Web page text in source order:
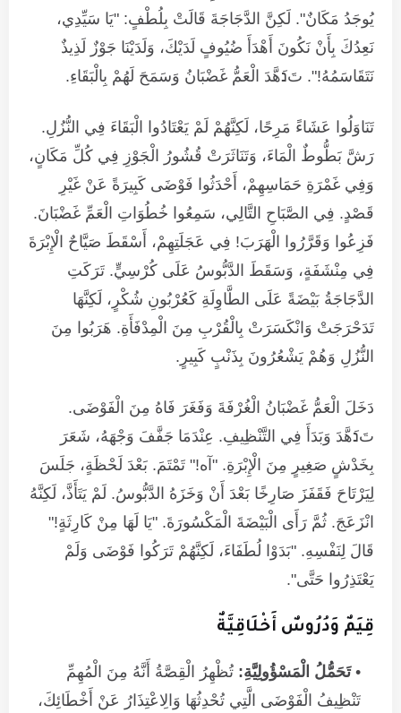
يُوجَدُ مَكَانٌ". لَكِنَّ الدَّجَاجَةَ قَالَتْ بِلُطْفٍ: "يَا سَيِّدِي،
نَعِدُكَ بِأَنْ نَكُونَ أَهْدَأَ ضُيُوفٍ لَدَيْكَ، وَلَدَيْنَا جَوْزٌ لَذِيذٌ
نَتَقَاسَمُهُ!". تَנَهَّدَ الْعَمُّ غَضْبَانُ وَسَمَحَ لَهُمْ بِالْبَقَاءِ.
تَنَاوَلُوا عَشَاءً مَرِحًا، لَكِنَّهُمْ لَمْ يَعْتَادُوا الْبَقَاءَ فِي النُّزُلِ.
رَشَّ بَطُّوطٌ الْمَاءَ، وَتَنَاثَرَتْ قُشُورُ الْجَوْزِ فِي كُلِّ مَكَانٍ،
وَفِي غَمْرَةِ حَمَاسِهِمْ، أَحْدَثُوا فَوْضَى كَبِيرَةً عَنْ غَيْرِ
قَصْدٍ. فِي الصَّبَاحِ التَّالِي، سَمِعُوا خُطُوَاتِ الْعَمِّ غَضْبَانَ.
فَزِعُوا وَقَرَّرُوا الْهَرَبَ! فِي عَجَلَتِهِمْ، أَسْقَطَ صَيَّاحٌ الْإِبْرَةَ
فِي مِنْشَفَةٍ، وَسَقَطَ الدَّبُّوسُ عَلَى كُرْسِيٍّ. تَرَكَتِ
الدَّجَاجَةُ بَيْضَةً عَلَى الطَّاوِلَةِ كَعُرْبُونِ شُكْرٍ، لَكِنَّهَا
تَدَحْرَجَتْ وَانْكَسَرَتْ بِالْقُرْبِ مِنَ الْمِدْفَأَةِ. هَرَبُوا مِنَ
النُّزُلِ وَهُمْ يَشْعُرُونَ بِذَنْبٍ كَبِيرٍ.
دَخَلَ الْعَمُّ غَضْبَانُ الْغُرْفَةَ وَفَغَرَ فَاهُ مِنَ الْفَوْضَى.
تَנَهَّدَ وَبَدَأَ فِي التَّنْظِيفِ. عِنْدَمَا جَفَّفَ وَجْهَهُ، شَعَرَ
بِخَدْشٍ صَغِيرٍ مِنَ الْإِبْرَةِ. "آه!" تَمْتَمَ. بَعْدَ لَحْظَةٍ، جَلَسَ
لِيَرْتَاحَ فَقَفَزَ صَارِخًا بَعْدَ أَنْ وَخَزَهُ الدَّبُّوسُ. لَمْ يَتَأَذَّ، لَكِنَّهُ
انْزَعَجَ. ثُمَّ رَأَى الْبَيْضَةَ الْمَكْسُورَةَ. "يَا لَهَا مِنْ كَارِثَةٍ!"
قَالَ لِنَفْسِهِ. "بَدَوْا لُطَفَاءَ، لَكِنَّهُمْ تَرَكُوا فَوْضَى وَلَمْ
يَعْتَذِرُوا حَتَّى".
قِيَمٌ وَدُرُوسٌ أَخْلَاقِيَّةٌ
تَحَمُّلُ الْمَسْؤُولِيَّةِ: تُظْهِرُ الْقِصَّةُ أَنَّهُ مِنَ الْمُهِمِّ
تَنْظِيفُ الْفَوْضَى الَّتِي تُحْدِثُهَا وَالِاعْتِذَارُ عَنْ أَخْطَائِكَ،